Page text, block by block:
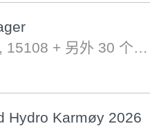
15108 + 另外 30 个…
Hydro Karmøy 2026